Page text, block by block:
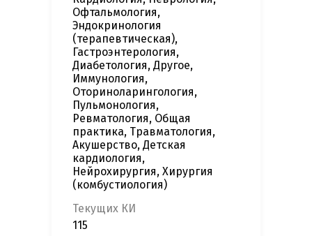
Офтальмология,
Эндокринология
(терапевтическая),
Гастроэнтерология,
Диабетология, Другое,
Иммунология,
Оториноларингология,
Пульмонология,
Ревматология, Общая
практика, Травматология,
Акушерство, Детская
кардиология,
Нейрохирургия, Хирургия
(комбустиология)
Текущих КИ
115